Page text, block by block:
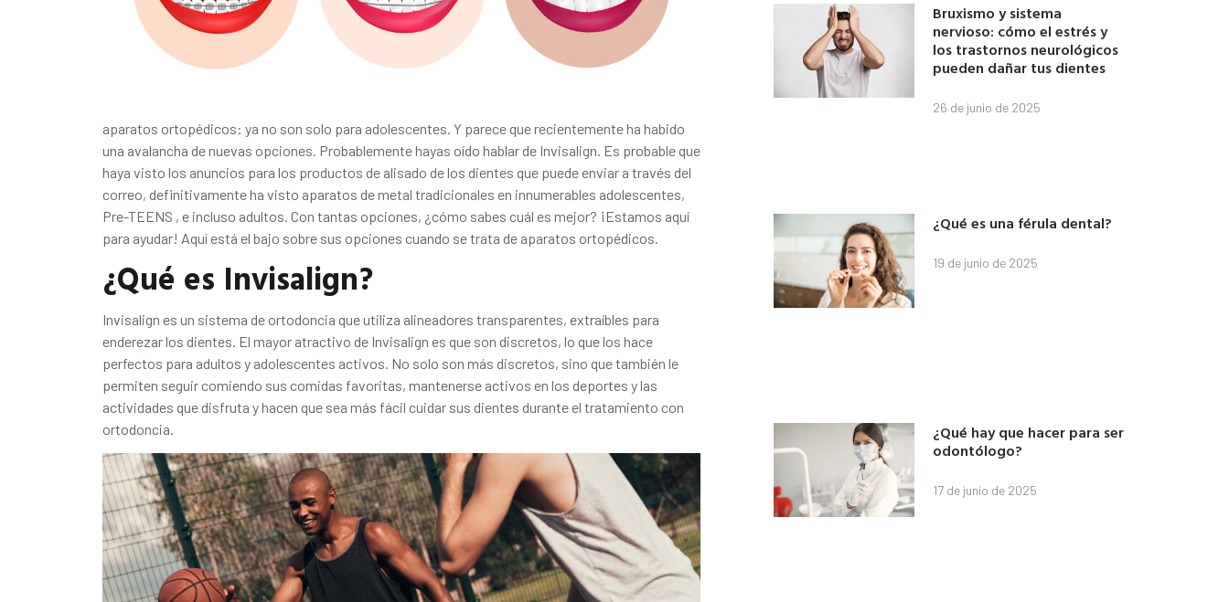
aparatos ortopédicos: ya no son solo para adolescentes. Y parece que recientemente ha habido
una avalancha de nuevas opciones. Probablemente hayas oído hablar de Invisalign. Es probable que
haya visto los anuncios para los productos de alisado de los dientes que puede enviar a través del
correo, definitivamente ha visto aparatos de metal tradicionales en innumerables adolescentes,
Pre-TEENS , e incluso adultos. Con tantas opciones, ¿cómo sabes cuál es mejor? ¡Estamos aquí
para ayudar! Aquí está el bajo sobre sus opciones cuando se trata de aparatos ortopédicos.
¿Qué es Invisalign?
Invisalign es un sistema de ortodoncia que utiliza alineadores transparentes, extraíbles para
enderezar los dientes. El mayor atractivo de Invisalign es que son discretos, lo que los hace
perfectos para adultos y adolescentes activos. No solo son más discretos, sino que también le
permiten seguir comiendo sus comidas favoritas, mantenerse activos en los deportes y las
actividades que disfruta y hacen que sea más fácil cuidar sus dientes durante el tratamiento con
ortodoncia.
Bruxismo y sistema
nervioso: cómo el estrés y
los trastornos neurológicos
pueden dañar tus dientes
26 de junio de 2025
¿Qué es una férula dental?
19 de junio de 2025
¿Qué hay que hacer para ser
odontólogo?
17 de junio de 2025